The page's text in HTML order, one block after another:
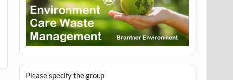
Please specify the group